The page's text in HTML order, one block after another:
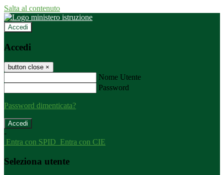
Salta al contenuto
Accedi
Accedi
button close ×
Nome Utente
Password
Password dimenticata?
-
Entra con SPID Entra con CIE
Seleziona utente